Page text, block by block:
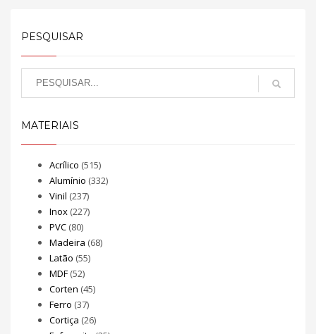
PESQUISAR
MATERIAIS
Acrílico (515)
Alumínio (332)
Vinil (237)
Inox (227)
PVC (80)
Madeira (68)
Latão (55)
MDF (52)
Corten (45)
Ferro (37)
Cortiça (26)